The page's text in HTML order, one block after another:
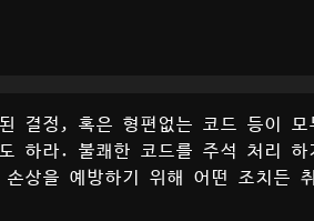
결정, 혹은 형편없는 코드 등이 모
하라. 불쾌한 코드를 주석 처리 하
상을 예방하기 위해 어떤 조치든